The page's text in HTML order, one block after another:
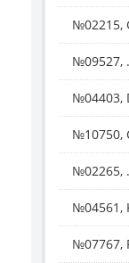
№02215,
№09527,
№04403,
№10750,
№02265,
№04561,
№07767,